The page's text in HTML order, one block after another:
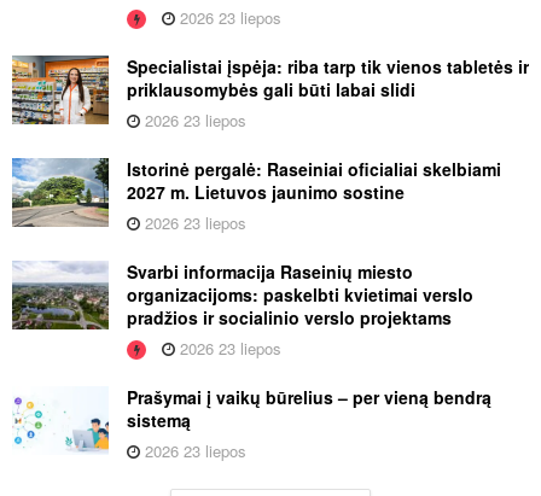
2026 23 liepos
Specialistai įspėja: riba tarp tik vienos tabletės ir
priklausomybės gali būti labai slidi
2026 23 liepos
Istorinė pergalė: Raseiniai oficialiai skelbiami
2027 m. Lietuvos jaunimo sostine
2026 23 liepos
Svarbi informacija Raseinių miesto
organizacijoms: paskelbti kvietimai verslo
pradžios ir socialinio verslo projektams
2026 23 liepos
Prašymai į vaikų būrelius – per vieną bendrą
sistemą
2026 23 liepos